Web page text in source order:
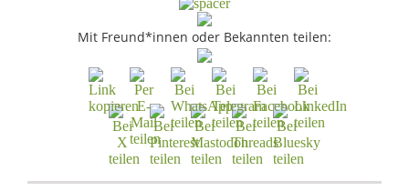
Mit Freund*innen oder Bekannten teilen: